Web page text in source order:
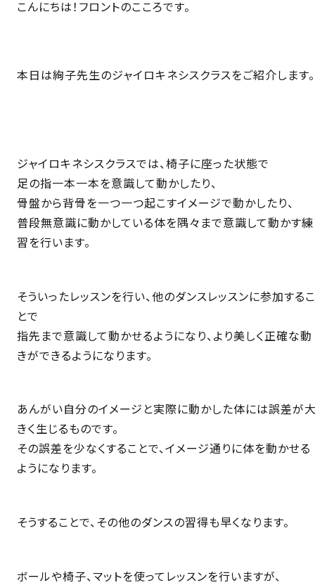
こんにちは！フロントのこころです。
本日は絢子先生のジャイロキネシスクラスをご紹介します。
ジャイロキネシスクラスでは、椅子に座った状態で
足の指一本一本を意識して動かしたり、
骨盤から背骨を一つ一つ起こすイメージで動かしたり、
普段無意識に動かしている体を隅々まで意識して動かす練
習を行います。
そういったレッスンを行い、他のダンスレッスンに参加するこ
とで
指先まで意識して動かせるようになり、より美しく正確な動
きができるようになります。
あんがい自分のイメージと実際に動かした体には誤差が
きく生じるものです。
その誤差を少なくすることで、イメージ通りに体を動かせる
ようになります。
そうすることで、その他のダンスの習得も早くなります。
ボールや椅子、マットを使ってレッスンを行いますが、